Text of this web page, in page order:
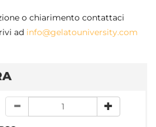
o chiarimento contattaci
ad info@gelatouniversity.com